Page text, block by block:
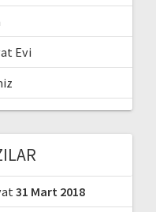
Evi
31 Mart 2018